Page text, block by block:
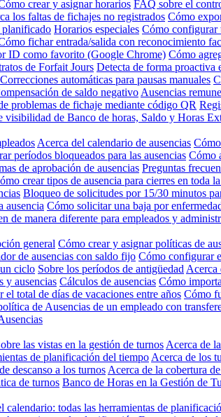
crear y asignar horarios FAQ sobre el
los faltas de fichajes no registrados Cómo
planificado Horarios especiales Cómo configurar
fichar entrada/salida con reconocimiento
ID como favorito (Google Chrome) Cómo
de Forfait Jours Detecta de forma proactiva
Correcciones automáticas para pausas manuales
de saldo negativo Ausencias
problemas de fichaje mediante código QR
visibilidad de Banco de horas, Saldo y Horas
Acerca del calendario de ausencias
períodos bloqueados para las ausencias Cómo
de aprobación de ausencias Preguntas
crear tipos de ausencia para cierres en toda
Bloqueo de solicitudes por 15/30 minutos
ausencia Cómo solicitar una baja por
de manera diferente para empleados y
general Cómo crear y asignar políticas de
de ausencias con saldo fijo Cómo configurar
ciclo Sobre los períodos de antigüedad Acerca
y ausencias Cálculos de ausencias Cómo
el total de días de vacaciones entre años Cómo
de Ausencias de un empleado con
las vistas en la gestión de turnos Acerca de
de planificación del tiempo Acerca de los
descanso a los turnos Acerca de la cobertura
de turnos Banco de Horas en la Gestión de
calendario: todas las herramientas de